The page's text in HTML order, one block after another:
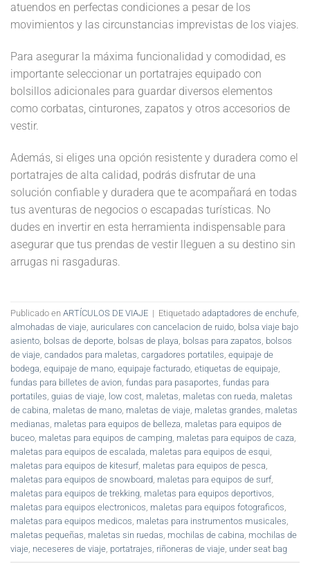
atuendos en perfectas condiciones a pesar de los
movimientos y las circunstancias imprevistas de los viajes.
Para asegurar la máxima funcionalidad y comodidad, es
importante seleccionar un portatrajes equipado con
bolsillos adicionales para guardar diversos elementos
como corbatas, cinturones, zapatos y otros accesorios de
vestir.
Además, si eliges una opción resistente y duradera como el
portatrajes de alta calidad, podrás disfrutar de una
solución confiable y duradera que te acompañará en todas
tus aventuras de negocios o escapadas turísticas. No
dudes en invertir en esta herramienta indispensable para
asegurar que tus prendas de vestir lleguen a su destino sin
arrugas ni rasgaduras.
Publicado en ARTÍCULOS DE VIAJE | Etiquetado adaptadores de enchufe,
almohadas de viaje, auriculares con cancelacion de ruido, bolsa viaje bajo
asiento, bolsas de deporte, bolsas de playa, bolsas para zapatos, bolsos
de viaje, candados para maletas, cargadores portatiles, equipaje de
bodega, equipaje de mano, equipaje facturado, etiquetas de equipaje,
fundas para billetes de avion, fundas para pasaportes, fundas para
portatiles, guias de viaje, low cost, maletas, maletas con rueda, maletas
de cabina, maletas de mano, maletas de viaje, maletas grandes, maletas
medianas, maletas para equipos de belleza, maletas para equipos de
buceo, maletas para equipos de camping, maletas para equipos de caza,
maletas para equipos de escalada, maletas para equipos de esqui,
maletas para equipos de kitesurf, maletas para equipos de pesca,
maletas para equipos de snowboard, maletas para equipos de surf,
maletas para equipos de trekking, maletas para equipos deportivos,
maletas para equipos electronicos, maletas para equipos fotograficos,
maletas para equipos medicos, maletas para instrumentos musicales,
maletas pequeñas, maletas sin ruedas, mochilas de cabina, mochilas de
viaje, neceseres de viaje, portatrajes, riñoneras de viaje, under seat bag